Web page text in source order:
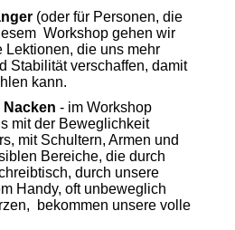
(oder für Personen, die
Workshop gehen wir
Lektionen, die uns mehr
Stabilität verschaffen, damit
kann.
Nacken - im Workshop
mit der Beweglichkeit
mit Schultern, Armen und
Bereiche, die durch
durch unsere
Handy, oft unbeweglich
bekommen unsere volle